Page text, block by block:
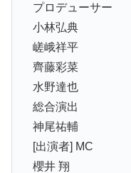
プロデューサー
小林弘典
嵯峨祥平
齊藤彩菜
水野達也
総合演出
神尾祐輔
[出演者] MC
櫻井 翔